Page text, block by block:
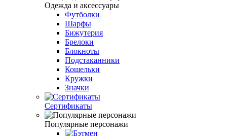
Одежда и аксессуары
Футболки
Шарфы
Бижутерия
Брелоки
Блокноты
Подстаканники
Кошельки
Кружки
Значки
Сертификаты
Популярные персонажи